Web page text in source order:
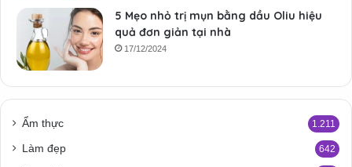
5 Mẹo nhỏ trị mụn bằng dầu Oliu hiệu
quả đơn giản tại nhà
17/12/2024
Ẩm thực 1.211
Làm đẹp 642